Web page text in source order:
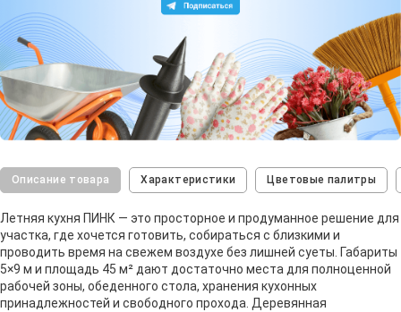
Описание товара Характеристики Цветовые палитры
Летняя кухня ПИНК — это просторное и продуманное решение для
участка, где хочется готовить, собираться с близкими и
проводить время на свежем воздухе без лишней суеты. Габариты
5×9 м и площадь 45 м² дают достаточно места для полноценной
рабочей зоны, обеденного стола, хранения кухонных
принадлежностей и свободного прохода. Деревянная